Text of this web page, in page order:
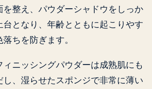
を整え、パウダーシャドウをしっか
台となり、年齢とともに起こりやす
ちを防ぎます。
ニッシングパウダーは成熟肌にも
、湿らせたスポンジで非常に薄い